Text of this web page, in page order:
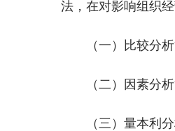
法，在对影响组织
（一）比较分析
（二）因素分析
（三）量本利分